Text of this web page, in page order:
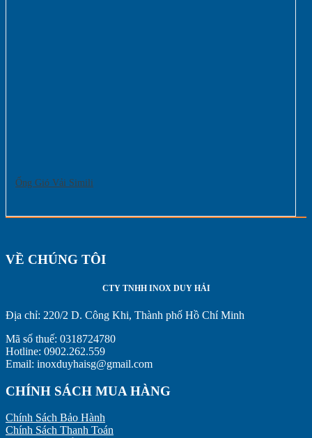
Ống Gió Vải Simili
VỀ CHÚNG TÔI
CTY TNHH INOX DUY HẢI
Địa chỉ: 220/2 D. Công Khi, Thành phố Hồ Chí Minh
Mã số thuế: 0318724780
Hotline: 0902.262.559
Email: inoxduyhaisg@gmail.com
CHÍNH SÁCH MUA HÀNG
Chính Sách Bảo Hành
Chính Sách Thanh Toán